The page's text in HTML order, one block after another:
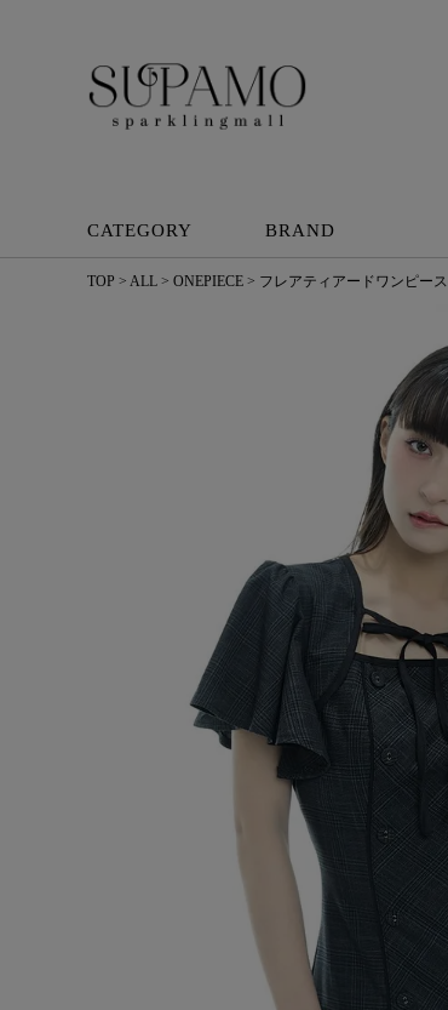
CATEGORY BRAND
TOP ALL ONEPIECE フレアティアードワンピース